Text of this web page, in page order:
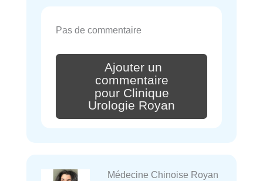
Pas de commentaire
Ajouter un
commentaire
pour Clinique
Urologie Royan
Médecine Chinoise Royan